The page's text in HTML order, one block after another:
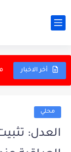
أخر الاخبار
محلي
العدل: